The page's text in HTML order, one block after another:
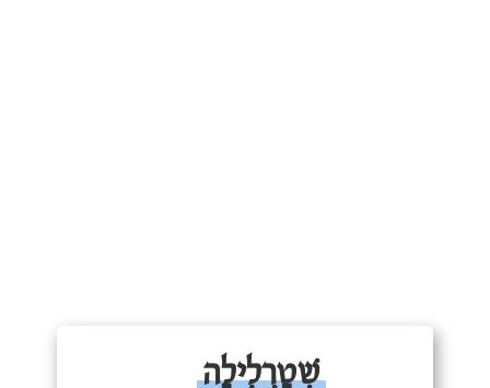
שְׁטַרְלִילָה